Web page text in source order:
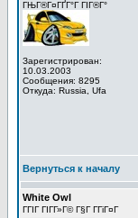
ГЊГ®Г¤ГҐГ°Г ГІГ®Г°
Зарегистрирован:
10.03.2003
Сообщения: 8295
Откуда: Russia, Ufa
Вернуться к началу
White Owl
ГГІГ ГІГ­Г»Г© Г§Г Г­ГіГ¤Г